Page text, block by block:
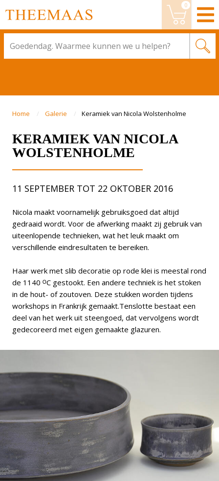
0
Wijzig bestelling BESTELLEN
Home Galerie Keramiek van Nicola Wolstenholme
KERAMIEK VAN NICOLA
WOLSTENHOLME
11 SEPTEMBER TOT 22 OKTOBER 2016
Nicola maakt voornamelijk gebruiksgoed dat altijd
gedraaid wordt. Voor de afwerking maakt zij gebruik van
uiteenlopende technieken, wat het leuk maakt om
verschillende eindresultaten te bereiken.
Haar werk met slib decoratie op rode klei is meestal rond
de 1140 ᴼC gestookt. Een andere techniek is het stoken
in de hout- of zoutoven. Deze stukken worden tijdens
workshops in Frankrijk gemaakt.Tenslotte bestaat een
deel van het werk uit steengoed, dat vervolgens wordt
gedecoreerd met eigen gemaakte glazuren.